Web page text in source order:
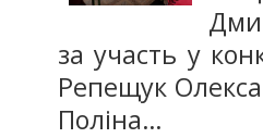
за участь у
Репещук
Поліна…